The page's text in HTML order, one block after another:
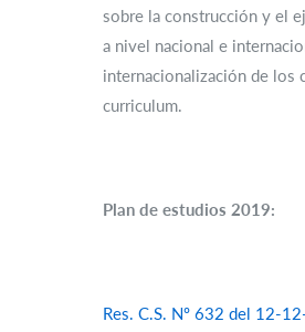
sobre la construcción y el
a nivel nacional e
internacionalización de los
curriculum.
Plan de estudios 2019:
Res. C.S. Nº 632 del 12-